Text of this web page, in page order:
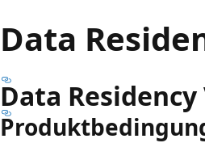
Data
Data